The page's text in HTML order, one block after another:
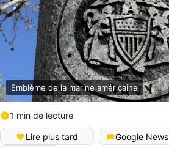
Emblème de la marine américaine
1 min de lecture
Lire plus tard Google News